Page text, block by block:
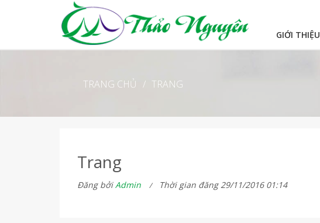
GIỚI THIỆU
TRANG CHỦ / TRANG
Trang
Đăng bởiAdmin Thời gian đăng 29/11/2016 01:14